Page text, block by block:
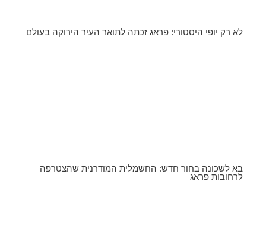
לא רק יופי היסטורי: פראג זכתה לתואר העיר הירוקה בעולם
בא לשכונה בחור חדש: החשמלית המודרנית שהצטרפה
לרחובות פראג